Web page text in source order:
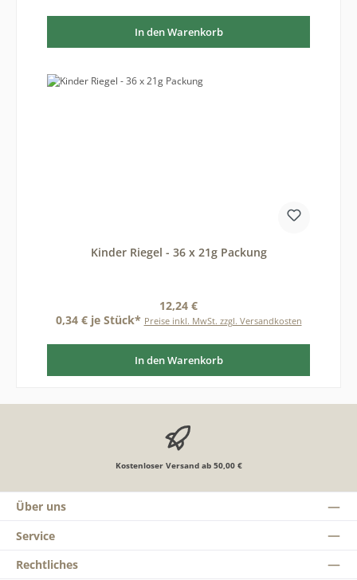
In den Warenkorb
Kinder Riegel - 36 x 21g Packung
Regulärer Preis:
12,24 €
0,34 € je Stück* Preise inkl. MwSt. zzgl. Versandkosten
In den Warenkorb
Kostenloser Versand ab 50,00 €
Über uns
Service
Rechtliches